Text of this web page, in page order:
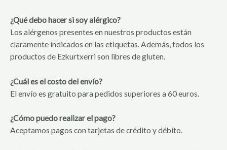
¿Qué debo hacer si soy alérgico?
Los alérgenos presentes en nuestros productos están
claramente indicados en las etiquetas. Además, todos los
productos de Ezkurtxerri son libres de gluten.
¿Cuál es el costo del envío?
El envío es gratuito para pedidos superiores a 60 euros.
¿Cómo puedo realizar el pago?
Aceptamos pagos con tarjetas de crédito y débito.